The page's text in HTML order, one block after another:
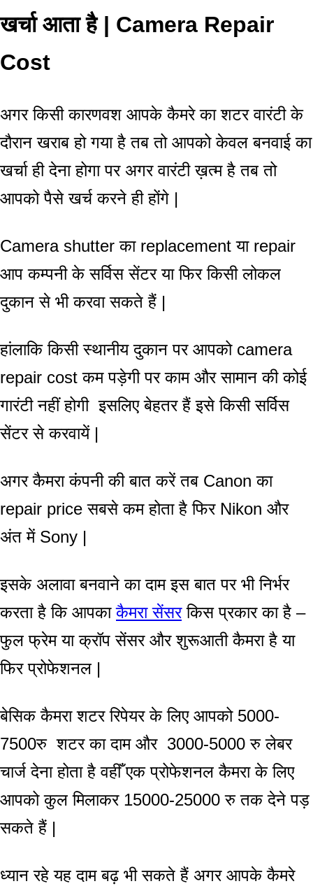
खर्चा आता है | Camera Repair
Cost
अगर किसी कारणवश आपके कैमरे का शटर वारंटी के
दौरान खराब हो गया है तब तो आपको केवल बनवाई का
खर्चा ही देना होगा पर अगर वारंटी ख़त्म है तब तो
आपको पैसे खर्च करने ही होंगे |
Camera shutter का replacement या repair
आप कम्पनी के सर्विस सेंटर या फिर किसी लोकल
दुकान से भी करवा सकते हैं |
हांलाकि किसी स्थानीय दुकान पर आपको camera
repair cost कम पड़ेगी पर काम और सामान की कोई
गारंटी नहीं होगी इसलिए बेहतर हैं इसे किसी सर्विस
सेंटर से करवायें |
अगर कैमरा कंपनी की बात करें तब Canon का
repair price सबसे कम होता है फिर Nikon और
अंत में Sony |
इसके अलावा बनवाने का दाम इस बात पर भी निर्भर
करता है कि आपकाकैमरा सेंसरकिस प्रकार का है –
फुल फ्रेम या क्रॉप सेंसर और शुरूआती कैमरा है या
फिर प्रोफेशनल |
बेसिक कैमरा शटर रिपेयर के लिए आपको 5000-
7500रु शटर का दाम और 3000-5000 रु लेबर
चार्ज देना होता है वहीँ एक प्रोफेशनल कैमरा के लिए
आपको कुल मिलाकर 15000-25000 रु तक देने पड़
सकते हैं |
ध्यान रहे यह दाम बढ़ भी सकते हैं अगर आपके कैमरे